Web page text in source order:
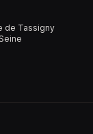
de Tassigny